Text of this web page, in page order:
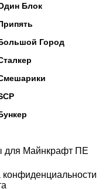
Блок
Город
для Майнкрафт ПЕ
конфиденциальности